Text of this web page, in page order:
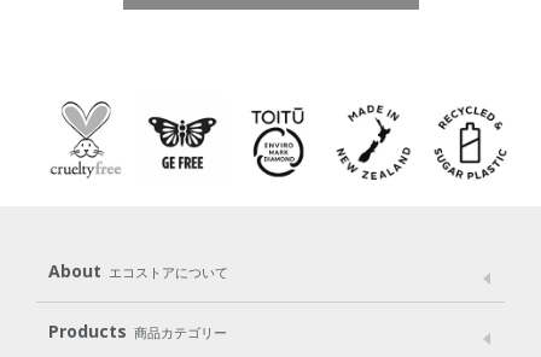
About エコストアについて
メッセージ ブランドストーリー
Products 商品カテゴリー